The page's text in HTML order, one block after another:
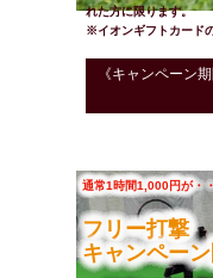
れた方に限ります。
※イオンギフトカード
《キャンペーン
通常1時間1,000円が・
フリー打撃
キャンペー